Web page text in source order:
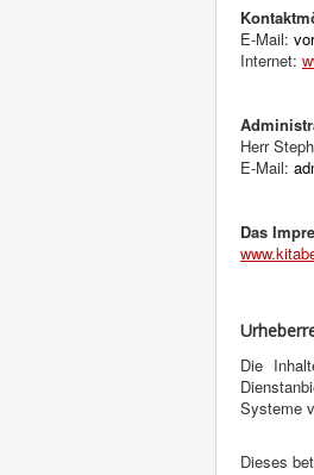
E-Mail:
Internet:
Herr
E-Mail:
Das
Die
Systeme
Dieses